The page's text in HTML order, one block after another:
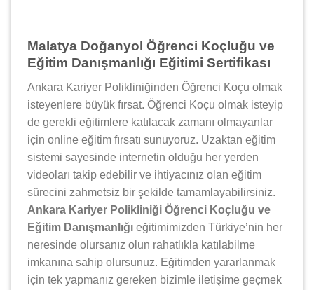
Malatya Doğanyol Öğrenci Koçluğu ve
Eğitim Danışmanlığı Eğitimi Sertifikası
Ankara Kariyer Polikliniğinden Öğrenci Koçu olmak
isteyenlere büyük fırsat. Öğrenci Koçu olmak isteyip
de gerekli eğitimlere katılacak zamanı olmayanlar
için online eğitim fırsatı sunuyoruz. Uzaktan eğitim
sistemi sayesinde internetin olduğu her yerden
videoları takip edebilir ve ihtiyacınız olan eğitim
sürecini zahmetsiz bir şekilde tamamlayabilirsiniz.
Ankara Kariyer Polikliniği Öğrenci Koçluğu ve
Eğitim Danışmanlığı eğitimimizden Türkiye’nin her
neresinde olursanız olun rahatlıkla katılabilme
imkanına sahip olursunuz. Eğitimden yararlanmak
için tek yapmanız gereken bizimle iletişime geçmek